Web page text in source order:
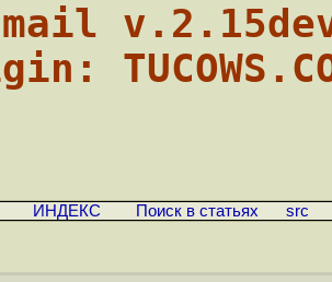
ИНДЕКС Поиск в статьях src